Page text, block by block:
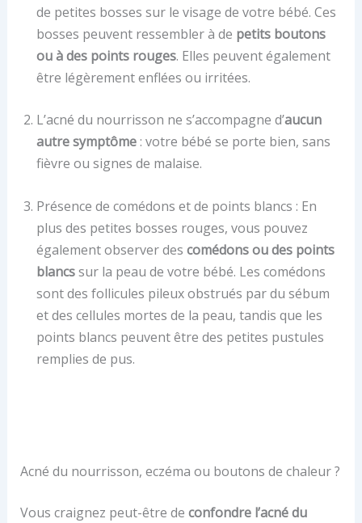
de petites bosses sur le visage de votre bébé. Ces
bosses peuvent ressembler à de petits boutons
ou à des points rouges. Elles peuvent également
être légèrement enflées ou irritées.
L’acné du nourrisson ne s’accompagne d’aucun
autre symptôme: votre bébé se porte bien, sans
fièvre ou signes de malaise.
Présence de comédons et de points blancs : En
plus des petites bosses rouges, vous pouvez
également observer des comédons ou des points
blancssur la peau de votre bébé. Les comédons
sont des follicules pileux obstrués par du sébum
et des cellules mortes de la peau, tandis que les
points blancs peuvent être des petites pustules
remplies de pus.
Acné du nourrisson, eczéma ou boutons de chaleur ?
Vous craignez peut-être de confondre l’acné du